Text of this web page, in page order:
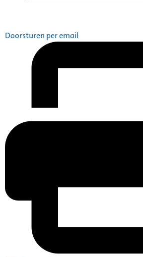
Doorsturen per email